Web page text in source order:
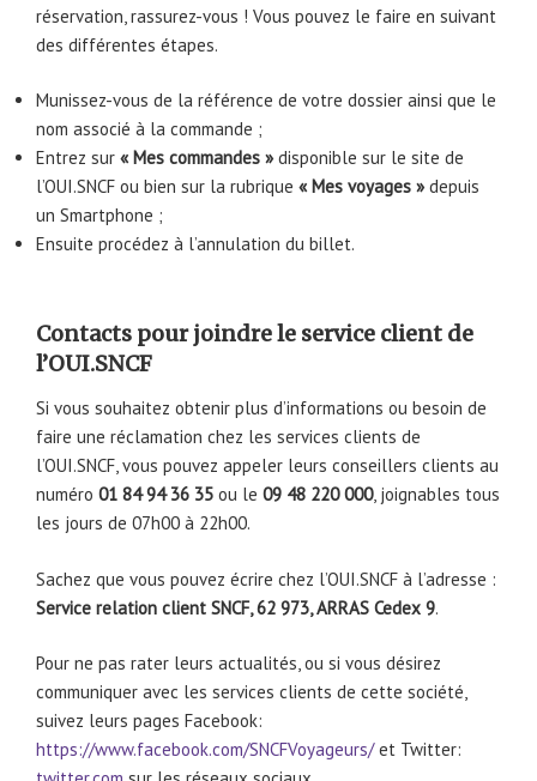
réservation, rassurez-vous ! Vous pouvez le faire en suivant
des différentes étapes.
Munissez-vous de la référence de votre dossier ainsi que le
nom associé à la commande ;
Entrez sur « Mes commandes » disponible sur le site de
l’OUI.SNCF ou bien sur la rubrique « Mes voyages » depuis
un Smartphone ;
Ensuite procédez à l’annulation du billet.
Contacts pour joindre le service client de
l’OUI.SNCF
Si vous souhaitez obtenir plus d’informations ou besoin de
faire une réclamation chez les services clients de
l’OUI.SNCF, vous pouvez appeler leurs conseillers clients au
numéro 01 84 94 36 35 ou le 09 48 220 000, joignables tous
les jours de 07h00 à 22h00.
Sachez que vous pouvez écrire chez l’OUI.SNCF à l’adresse :
Service relation client SNCF, 62 973, ARRAS Cedex 9.
Pour ne pas rater leurs actualités, ou si vous désirez
communiquer avec les services clients de cette société,
suivez leurs pages Facebook:
https://www.facebook.com/SNCFVoyageurs/et Twitter: